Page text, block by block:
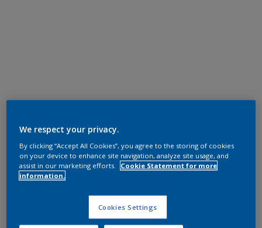
We respect your privacy.
By clicking “Accept All Cookies”, you agree to the storing of cookies
on your device to enhance site navigation, analyze site usage, and
assist in our marketing efforts.
Cookie Statement for more
information.
Cookies Settings